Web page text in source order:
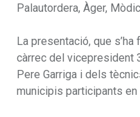
Palautordera, Àger,
La presentació, que
càrrec del vicepresident
Pere Garriga i dels
municipis participants